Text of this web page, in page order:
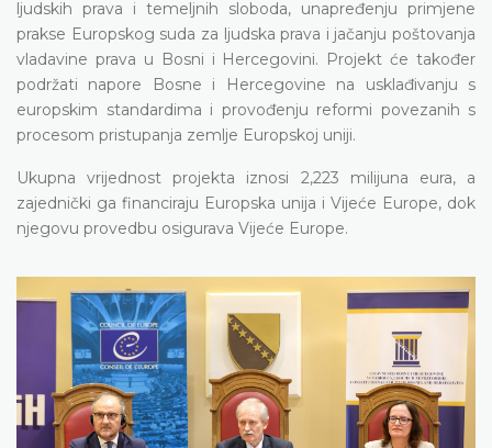
ljudskih prava i temeljnih sloboda, unapređenju primjene
prakse Europskog suda za ljudska prava i jačanju poštovanja
vladavine prava u Bosni i Hercegovini. Projekt će također
podržati napore Bosne i Hercegovine na usklađivanju s
europskim standardima i provođenju reformi povezanih s
procesom pristupanja zemlje Europskoj uniji.
Ukupna vrijednost projekta iznosi 2,223 milijuna eura, a
zajednički ga financiraju Europska unija i Vijeće Europe, dok
njegovu provedbu osigurava Vijeće Europe.